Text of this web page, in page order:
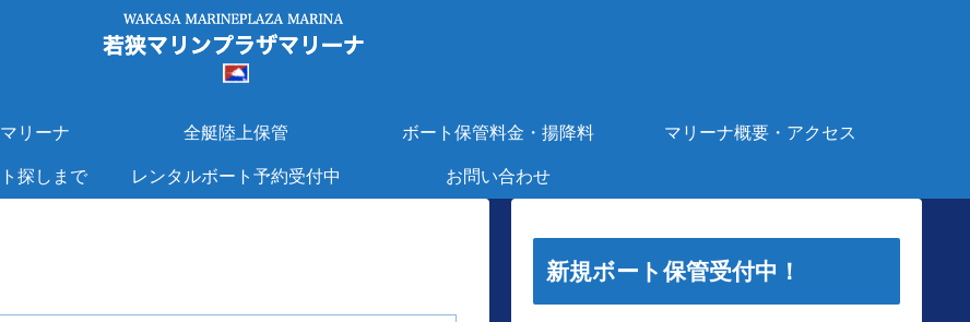
リーナ 全艇陸上保管 ボート保管料金・揚降料 マリーナ概要・アクセス
探しまで レンタルボート予約受付中 お問い合わせ
新規ボート保管受付中！